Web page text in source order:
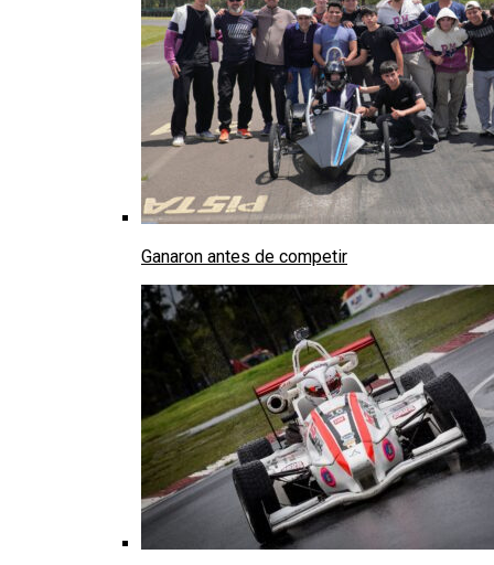
Ganaron antes de competir